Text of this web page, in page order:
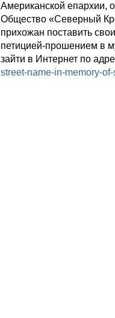
Американской епархии,
Общество «Северный
прихожан поставить
петицией-прошением в
зайти в Интернет по
street-name-in-memory-